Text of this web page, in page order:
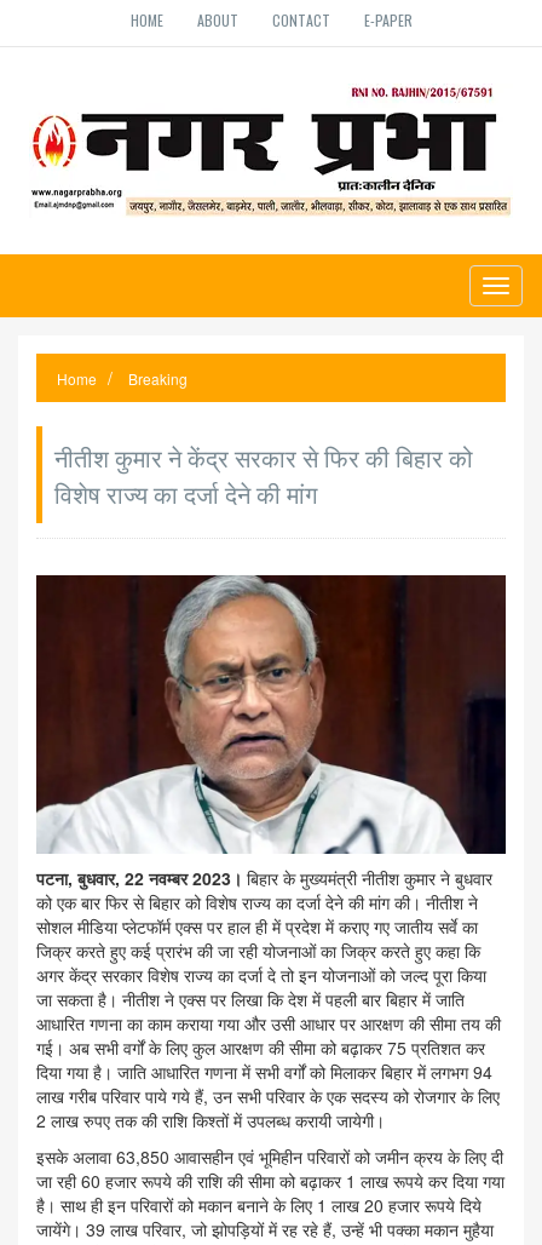
HOME ABOUT CONTACT E-PAPER
Home Breaking
नीतीश कुमार ने केंद्र सरकार से फिर की बिहार को
विशेष राज्य का दर्जा देने की मांग
पटना, बुधवार, 22 नवम्बर 2023। बिहार के मुख्यमंत्री नीतीश कुमार ने बुधवार
को एक बार फिर से बिहार को विशेष राज्य का दर्जा देने की मांग की। नीतीश ने
सोशल मीडिया प्लेटफॉर्म एक्स पर हाल ही में प्रदेश में कराए गए जातीय सर्वे का
जिक्र करते हुए कई प्रारंभ की जा रही योजनाओं का जिक्र करते हुए कहा कि
अगर केंद्र सरकार विशेष राज्य का दर्जा दे तो इन योजनाओं को जल्द पूरा किया
जा सकता है। नीतीश ने एक्स पर लिखा कि देश में पहली बार बिहार में जाति
आधारित गणना का काम कराया गया और उसी आधार पर आरक्षण की सीमा तय की
गई। अब सभी वर्गों के लिए कुल आरक्षण की सीमा को बढ़ाकर 75 प्रतिशत कर
दिया गया है। जाति आधारित गणना में सभी वर्गों को मिलाकर बिहार में लगभग 94
लाख गरीब परिवार पाये गये हैं, उन सभी परिवार के एक सदस्य को रोजगार के लिए
2 लाख रुपए तक की राशि किश्तों में उपलब्ध करायी जायेगी।
इसके अलावा 63,850 आवासहीन एवं भूमिहीन परिवारों को जमीन क्रय के लिए दी
जा रही 60 हजार रूपये की राशि की सीमा को बढ़ाकर 1 लाख रूपये कर दिया गया
है। साथ ही इन परिवारों को मकान बनाने के लिए 1 लाख 20 हजार रूपये दिये
जायेंगे। 39 लाख परिवार, जो झोपड़ियों में रह रहे हैं, उन्हें भी पक्का मकान मुहैया